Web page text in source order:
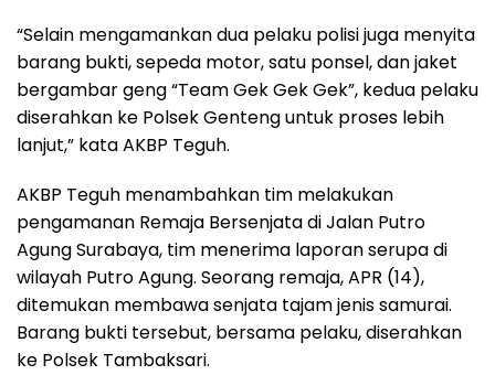
“Selain mengamankan dua pelaku polisi juga menyita
barang bukti, sepeda motor, satu ponsel, dan jaket
bergambar geng “Team Gek Gek Gek”, kedua pelaku
diserahkan ke Polsek Genteng untuk proses lebih
lanjut,” kata AKBP Teguh.
AKBP Teguh menambahkan tim melakukan
pengamanan Remaja Bersenjata di Jalan Putro
Agung Surabaya, tim menerima laporan serupa di
wilayah Putro Agung. Seorang remaja, APR (14),
ditemukan membawa senjata tajam jenis samurai.
Barang bukti tersebut, bersama pelaku, diserahkan
ke Polsek Tambaksari.